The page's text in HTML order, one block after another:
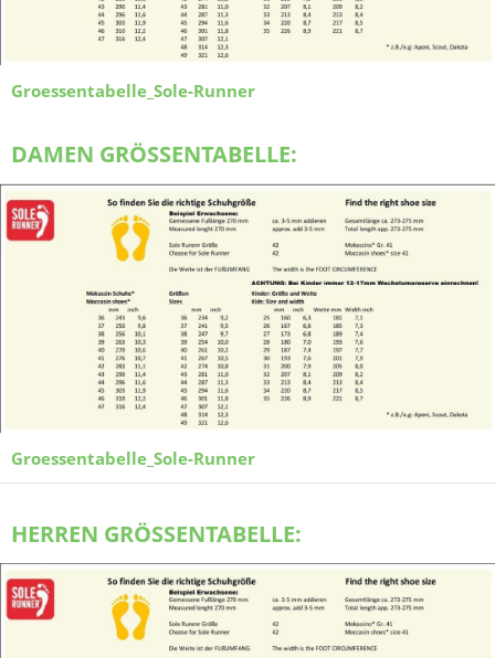
Groessentabelle_Sole-Runner
DAMEN GRÖSSENTABELLE:
Groessentabelle_Sole-Runner
HERREN GRÖSSENTABELLE: